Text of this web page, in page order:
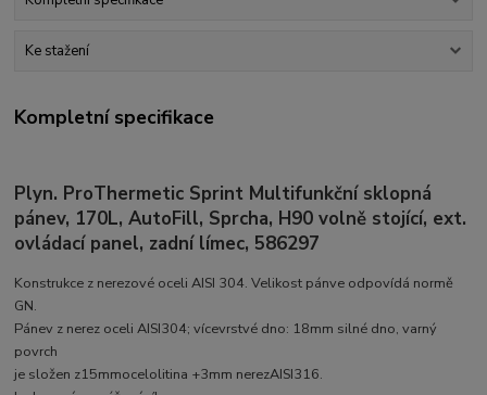
Ke stažení
Kompletní specifikace
Plyn. ProThermetic Sprint Multifunkční sklopná
pánev, 170L, AutoFill, Sprcha, H90 volně stojící, ext.
ovládací panel, zadní límec, 586297
Konstrukce z nerezové oceli AISI 304. Velikost pánve odpovídá normě
GN.
Pánev z nerez oceli AISI304; vícevrstvé dno: 18mm silné dno, varný
povrch
je složen z15mmocelolitina +3mm nerezAISI316.